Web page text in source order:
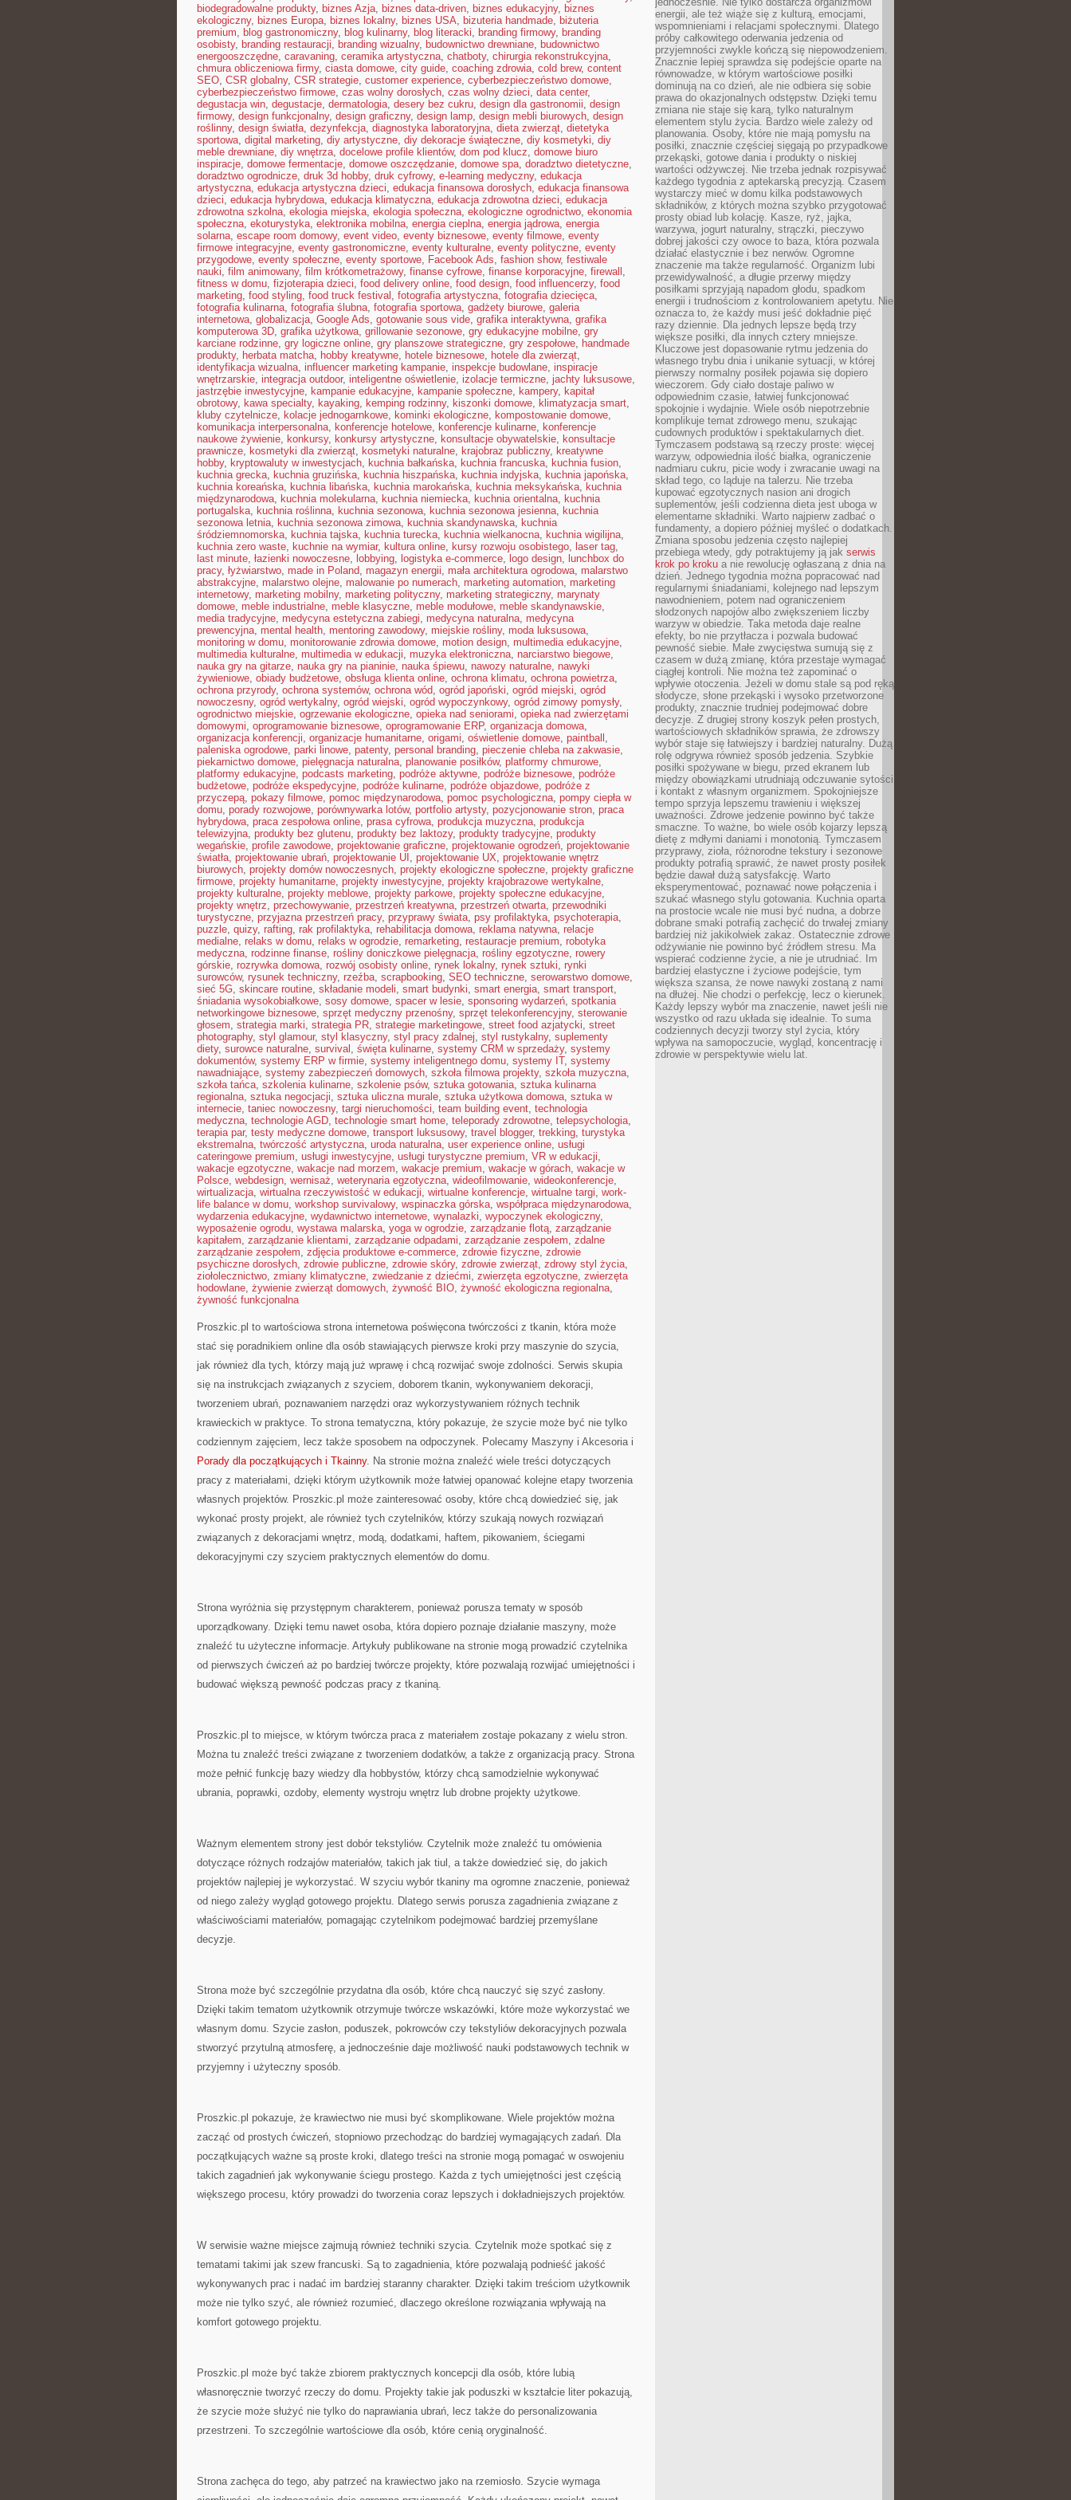
biodegradowalne produkty, biznes Azja, biznes data-driven, biznes edukacyjny, biznes
ekologiczny, biznes Europa, biznes lokalny, biznes USA, bizuteria handmade, biżuteria
premium, blog gastronomiczny, blog kulinarny, blog literacki, branding firmowy, branding
osobisty, branding restauracji, branding wizualny, budownictwo drewniane, budownictwo
energooszczędne, caravaning, ceramika artystyczna, chatboty, chirurgia rekonstrukcyjna,
chmura obliczeniowa firmy, ciasta domowe, city guide, coaching zdrowia, cold brew, content
SEO, CSR globalny, CSR strategie, customer experience, cyberbezpieczeństwo domowe,
cyberbezpieczeństwo firmowe, czas wolny dorosłych, czas wolny dzieci, data center,
degustacja win, degustacje, dermatologia, desery bez cukru, design dla gastronomii, design
firmowy, design funkcjonalny, design graficzny, design lamp, design mebli biurowych, design
roślinny, design światła, dezynfekcja, diagnostyka laboratoryjna, dieta zwierząt, dietetyka
sportowa, digital marketing, diy artystyczne, diy dekoracje świąteczne, diy kosmetyki, diy
meble drewniane, diy wnętrza, docelowe profile klientów, dom pod klucz, domowe biuro
inspiracje, domowe fermentacje, domowe oszczędzanie, domowe spa, doradztwo dietetyczne,
doradztwo ogrodnicze, druk 3d hobby, druk cyfrowy, e-learning medyczny, edukacja
artystyczna, edukacja artystyczna dzieci, edukacja finansowa dorosłych, edukacja finansowa
dzieci, edukacja hybrydowa, edukacja klimatyczna, edukacja zdrowotna dzieci, edukacja
zdrowotna szkolna, ekologia miejska, ekologia społeczna, ekologiczne ogrodnictwo, ekonomia
społeczna, ekoturystyka, elektronika mobilna, energia cieplna, energia jądrowa, energia
solarna, escape room domowy, event video, eventy biznesowe, eventy filmowe, eventy
firmowe integracyjne, eventy gastronomiczne, eventy kulturalne, eventy polityczne, eventy
przygodowe, eventy społeczne, eventy sportowe, Facebook Ads, fashion show, festiwale
nauki, film animowany, film krótkometrażowy, finanse cyfrowe, finanse korporacyjne, firewall ,
fitness w domu, fizjoterapia dzieci, food delivery online, food design, food influencerzy, food
marketing, food styling, food truck festival , fotografia artystyczna, fotografia dziecięca,
fotografia kulinarna, fotografia ślubna, fotografia sportowa, gadżety biurowe, galeria
internetowa, globalizacja, Google Ads, gotowanie sous vide, grafika interaktywna, grafika
komputerowa 3D, grafika użytkowa, grillowanie sezonowe, gry edukacyjne mobilne, gry
karciane rodzinne, gry logiczne online, gry planszowe strategiczne, gry zespołowe, handmade
produkty, herbata matcha, hobby kreatywne, hotele biznesowe, hotele dla zwierząt,
identyfikacja wizualna, influencer marketing kampanie, inspekcje budowlane, inspiracje
wnętrzarskie, integracja outdoor, inteligentne oświetlenie, izolacje termiczne, jachty luksusowe,
jastrzębie inwestycyjne, kampanie edukacyjne, kampanie społeczne, kampery, kapitał
obrotowy, kawa specialty, kayaking, kemping rodzinny, kiszonki domowe, klimatyzacja smart,
kluby czytelnicze, kolacje jednogarnkowe, kominki ekologiczne, kompostowanie domowe,
komunikacja interpersonalna, konferencje hotelowe, konferencje kulinarne, konferencje
naukowe żywienie, konkursy, konkursy artystyczne, konsultacje obywatelskie, konsultacje
prawnicze, kosmetyki dla zwierząt, kosmetyki naturalne, krajobraz publiczny, kreatywne
hobby, kryptowaluty w inwestycjach, kuchnia bałkańska, kuchnia francuska, kuchnia fusion,
kuchnia grecka, kuchnia gruzińska, kuchnia hiszpańska, kuchnia indyjska, kuchnia japońska,
kuchnia koreańska, kuchnia libańska, kuchnia marokańska, kuchnia meksykańska, kuchnia
międzynarodowa, kuchnia molekularna, kuchnia niemiecka, kuchnia orientalna, kuchnia
portugalska, kuchnia roślinna, kuchnia sezonowa, kuchnia sezonowa jesienna, kuchnia
sezonowa letnia, kuchnia sezonowa zimowa, kuchnia skandynawska, kuchnia
śródziemnomorska, kuchnia tajska, kuchnia turecka, kuchnia wielkanocna, kuchnia wigilijna,
kuchnia zero waste, kuchnie na wymiar, kultura online, kursy rozwoju osobistego, laser tag,
last minute, łazienki nowoczesne, lobbying, logistyka e-commerce, logo design, lunchbox do
pracy, łyżwiarstwo, made in Poland, magazyn energii, mała architektura ogrodowa, malarstwo
abstrakcyjne, malarstwo olejne, malowanie po numerach, marketing automation, marketing
internetowy, marketing mobilny, marketing polityczny, marketing strategiczny, marynaty
domowe, meble industrialne, meble klasyczne, meble modułowe, meble skandynawskie,
media tradycyjne, medycyna estetyczna zabiegi, medycyna naturalna, medycyna
prewencyjna, mental health, mentoring zawodowy, miejskie rośliny, moda luksusowa,
monitoring w domu, monitorowanie zdrowia domowe, motion design, multimedia edukacyjne,
multimedia kulturalne, multimedia w edukacji, muzyka elektroniczna, narciarstwo biegowe,
nauka gry na gitarze, nauka gry na pianinie, nauka śpiewu, nawozy naturalne, nawyki
żywieniowe, obiady budżetowe, obsługa klienta online, ochrona klimatu, ochrona powietrza,
ochrona przyrody, ochrona systemów, ochrona wód, ogród japoński, ogród miejski, ogród
nowoczesny, ogród wertykalny, ogród wiejski, ogród wypoczynkowy, ogród zimowy pomysły,
ogrodnictwo miejskie, ogrzewanie ekologiczne, opieka nad seniorami, opieka nad zwierzętami
domowymi, oprogramowanie biznesowe, oprogramowanie ERP, organizacja domowa,
organizacja konferencji, organizacje humanitarne, origami, oświetlenie domowe, paintball ,
paleniska ogrodowe, parki linowe, patenty, personal branding, pieczenie chleba na zakwasie,
piekarnictwo domowe, pielęgnacja naturalna, planowanie posiłków, platformy chmurowe,
platformy edukacyjne, podcasts marketing, podróże aktywne, podróże biznesowe, podróże
budżetowe, podróże ekspedycyjne, podróże kulinarne, podróże objazdowe, podróże z
przyczepą, pokazy filmowe, pomoc międzynarodowa, pomoc psychologiczna, pompy ciepła w
domu, porady rozwojowe, porównywarka lotów, portfolio artysty, pozycjonowanie stron, praca
hybrydowa, praca zespołowa online, prasa cyfrowa, produkcja muzyczna, produkcja
telewizyjna, produkty bez glutenu, produkty bez laktozy, produkty tradycyjne, produkty
wegańskie, profile zawodowe, projektowanie graficzne, projektowanie ogrodzeń, projektowanie
światła, projektowanie ubrań, projektowanie UI , projektowanie UX, projektowanie wnętrz
biurowych, projekty domów nowoczesnych, projekty ekologiczne społeczne, projekty graficzne
firmowe, projekty humanitarne, projekty inwestycyjne, projekty krajobrazowe wertykalne,
projekty kulturalne, projekty meblowe, projekty parkowe, projekty społeczne edukacyjne,
projekty wnętrz, przechowywanie, przestrzeń kreatywna, przestrzeń otwarta, przewodniki
turystyczne, przyjazna przestrzeń pracy, przyprawy świata, psy profilaktyka, psychoterapia,
puzzle, quizy, rafting, rak profilaktyka, rehabilitacja domowa, reklama natywna, relacje
medialne, relaks w domu, relaks w ogrodzie, remarketing, restauracje premium, robotyka
medyczna, rodzinne finanse, rośliny doniczkowe pielęgnacja, rośliny egzotyczne, rowery
górskie, rozrywka domowa, rozwój osobisty online, rynek lokalny, rynek sztuki, rynki
surowców, rysunek techniczny, rzeźba, scrapbooking, SEO techniczne, serowarstwo domowe,
sieć 5G, skincare routine, składanie modeli, smart budynki, smart energia, smart transport,
śniadania wysokobiałkowe, sosy domowe, spacer w lesie, sponsoring wydarzeń, spotkania
networkingowe biznesowe, sprzęt medyczny przenośny, sprzęt telekonferencyjny, sterowanie
głosem, strategia marki, strategia PR, strategie marketingowe, street food azjatycki, street
photography, styl glamour, styl klasyczny, styl pracy zdalnej, styl rustykalny, suplementy
diety, surowce naturalne, survival , święta kulinarne, systemy CRM w sprzedaży, systemy
dokumentów, systemy ERP w firmie, systemy inteligentnego domu, systemy IT, systemy
nawadniające, systemy zabezpieczeń domowych, szkoła filmowa projekty, szkoła muzyczna,
szkoła tańca, szkolenia kulinarne, szkolenie psów, sztuka gotowania, sztuka kulinarna
regionalna, sztuka negocjacji, sztuka uliczna murale, sztuka użytkowa domowa, sztuka w
internecie, taniec nowoczesny, targi nieruchomości, team building event, technologia
medyczna, technologie AGD, technologie smart home, teleporady zdrowotne, telepsychologia,
terapia par, testy medyczne domowe, transport luksusowy, travel blogger, trekking, turystyka
ekstremalna, twórczość artystyczna, uroda naturalna, user experience online, usługi
cateringowe premium, usługi inwestycyjne, usługi turystyczne premium, VR w edukacji,
wakacje egzotyczne, wakacje nad morzem, wakacje premium, wakacje w górach, wakacje w
Polsce, webdesign, wernisaż, weterynaria egzotyczna, wideofilmowanie, wideokonferencje,
wirtualizacja, wirtualna rzeczywistość w edukacji, wirtualne konferencje, wirtualne targi, work-
life balance w domu, workshop survivalowy, wspinaczka górska, współpraca międzynarodowa,
wydarzenia edukacyjne, wydawnictwo internetowe, wynalazki, wypoczynek ekologiczny,
wyposażenie ogrodu, wystawa malarska, yoga w ogrodzie, zarządzanie flotą, zarządzanie
kapitałem, zarządzanie klientami, zarządzanie odpadami, zarządzanie zespołem, zdalne
zarządzanie zespołem, zdjęcia produktowe e-commerce, zdrowie fizyczne, zdrowie
psychiczne dorosłych, zdrowie publiczne, zdrowie skóry, zdrowie zwierząt, zdrowy styl życia,
ziołolecznictwo, zmiany klimatyczne, zwiedzanie z dziećmi, zwierzęta egzotyczne, zwierzęta
hodowlane, żywienie zwierząt domowych, żywność BIO, żywność ekologiczna regionalna,
żywność funkcjonalna
Proszkic.pl to wartościowa strona internetowa poświęcona twórczości z tkanin, która może
stać się poradnikiem online dla osób stawiających pierwsze kroki przy maszynie do szycia,
jak również dla tych, którzy mają już wprawę i chcą rozwijać swoje zdolności. Serwis skupia
się na instrukcjach związanych z szyciem, doborem tkanin, wykonywaniem dekoracji,
tworzeniem ubrań, poznawaniem narzędzi oraz wykorzystywaniem różnych technik
krawieckich w praktyce. To strona tematyczna, który pokazuje, że szycie może być nie tylko
codziennym zajęciem, lecz także sposobem na odpoczynek. Polecamy Maszyny i Akcesoria i
Porady dla początkujących i Tkainny. Na stronie można znaleźć wiele treści dotyczących
pracy z materiałami, dzięki którym użytkownik może łatwiej opanować kolejne etapy tworzenia
własnych projektów. Proszkic.pl może zainteresować osoby, które chcą dowiedzieć się, jak
wykonać prosty projekt, ale również tych czytelników, którzy szukają nowych rozwiązań
związanych z dekoracjami wnętrz, modą, dodatkami, haftem, pikowaniem, ściegami
dekoracyjnymi czy szyciem praktycznych elementów do domu.
Strona wyróżnia się przystępnym charakterem, ponieważ porusza tematy w sposób
uporządkowany. Dzięki temu nawet osoba, która dopiero poznaje działanie maszyny, może
znaleźć tu użyteczne informacje. Artykuły publikowane na stronie mogą prowadzić czytelnika
od pierwszych ćwiczeń aż po bardziej twórcze projekty, które pozwalają rozwijać umiejętności i
budować większą pewność podczas pracy z tkaniną.
Proszkic.pl to miejsce, w którym twórcza praca z materiałem zostaje pokazany z wielu stron.
Można tu znaleźć treści związane z tworzeniem dodatków, a także z organizacją pracy. Strona
może pełnić funkcję bazy wiedzy dla hobbystów, którzy chcą samodzielnie wykonywać
ubrania, poprawki, ozdoby, elementy wystroju wnętrz lub drobne projekty użytkowe.
Ważnym elementem strony jest dobór tekstyliów. Czytelnik może znaleźć tu omówienia
dotyczące różnych rodzajów materiałów, takich jak tiul, a także dowiedzieć się, do jakich
projektów najlepiej je wykorzystać. W szyciu wybór tkaniny ma ogromne znaczenie, ponieważ
od niego zależy wygląd gotowego projektu. Dlatego serwis porusza zagadnienia związane z
właściwościami materiałów, pomagając czytelnikom podejmować bardziej przemyślane
decyzje.
Strona może być szczególnie przydatna dla osób, które chcą nauczyć się szyć zasłony.
Dzięki takim tematom użytkownik otrzymuje twórcze wskazówki, które może wykorzystać we
własnym domu. Szycie zasłon, poduszek, pokrowców czy tekstyliów dekoracyjnych pozwala
stworzyć przytulną atmosferę, a jednocześnie daje możliwość nauki podstawowych technik w
przyjemny i użyteczny sposób.
Proszkic.pl pokazuje, że krawiectwo nie musi być skomplikowane. Wiele projektów można
zacząć od prostych ćwiczeń, stopniowo przechodząc do bardziej wymagających zadań. Dla
początkujących ważne są proste kroki, dlatego treści na stronie mogą pomagać w oswojeniu
takich zagadnień jak wykonywanie ściegu prostego. Każda z tych umiejętności jest częścią
większego procesu, który prowadzi do tworzenia coraz lepszych i dokładniejszych projektów.
W serwisie ważne miejsce zajmują również techniki szycia. Czytelnik może spotkać się z
tematami takimi jak szew francuski. Są to zagadnienia, które pozwalają podnieść jakość
wykonywanych prac i nadać im bardziej staranny charakter. Dzięki takim treściom użytkownik
może nie tylko szyć, ale również rozumieć, dlaczego określone rozwiązania wpływają na
komfort gotowego projektu.
Proszkic.pl może być także zbiorem praktycznych koncepcji dla osób, które lubią
własnoręcznie tworzyć rzeczy do domu. Projekty takie jak poduszki w kształcie liter pokazują,
że szycie może służyć nie tylko do naprawiania ubrań, lecz także do personalizowania
przestrzeni. To szczególnie wartościowe dla osób, które cenią oryginalność.
Strona zachęca do tego, aby patrzeć na krawiectwo jako na rzemiosło. Szycie wymaga
energii, ale też wiąże się z kulturą, emocjami,
wspomnieniami i relacjami społecznymi. Dlatego
próby całkowitego oderwania jedzenia od
przyjemności zwykle kończą się niepowodzeniem.
Znacznie lepiej sprawdza się podejście oparte na
równowadze, w którym wartościowe posiłki
dominują na co dzień, ale nie odbiera się sobie
prawa do okazjonalnych odstępstw. Dzięki temu
zmiana nie staje się karą, tylko naturalnym
elementem stylu życia. Bardzo wiele zależy od
planowania. Osoby, które nie mają pomysłu na
posiłki, znacznie częściej sięgają po przypadkowe
przekąski, gotowe dania i produkty o niskiej
wartości odżywczej. Nie trzeba jednak rozpisywać
każdego tygodnia z aptekarską precyzją. Czasem
wystarczy mieć w domu kilka podstawowych
składników, z których można szybko przygotować
prosty obiad lub kolację. Kasze, ryż, jajka,
warzywa, jogurt naturalny, strączki, pieczywo
dobrej jakości czy owoce to baza, która pozwala
działać elastycznie i bez nerwów. Ogromne
znaczenie ma także regularność. Organizm lubi
przewidywalność, a długie przerwy między
posiłkami sprzyjają napadom głodu, spadkom
energii i trudnościom z kontrolowaniem apetytu. Nie
oznacza to, że każdy musi jeść dokładnie pięć
razy dziennie. Dla jednych lepsze będą trzy
większe posiłki, dla innych cztery mniejsze.
Kluczowe jest dopasowanie rytmu jedzenia do
własnego trybu dnia i unikanie sytuacji, w której
pierwszy normalny posiłek pojawia się dopiero
wieczorem. Gdy ciało dostaje paliwo w
odpowiednim czasie, łatwiej funkcjonować
spokojnie i wydajnie. Wiele osób niepotrzebnie
komplikuje temat zdrowego menu, szukając
cudownych produktów i spektakularnych diet.
Tymczasem podstawą są rzeczy proste: więcej
warzyw, odpowiednia ilość białka, ograniczenie
nadmiaru cukru, picie wody i zwracanie uwagi na
skład tego, co ląduje na talerzu. Nie trzeba
kupować egzotycznych nasion ani drogich
suplementów, jeśli codzienna dieta jest uboga w
elementarne składniki. Warto najpierw zadbać o
fundamenty, a dopiero później myśleć o dodatkach.
Zmiana sposobu jedzenia często najlepiej
przebiega wtedy, gdy potraktujemy ją jak serwis
krok po kroku a nie rewolucję ogłaszaną z dnia na
dzień. Jednego tygodnia można popracować nad
regularnymi śniadaniami, kolejnego nad lepszym
nawodnieniem, potem nad ograniczeniem
słodzonych napojów albo zwiększeniem liczby
warzyw w obiedzie. Taka metoda daje realne
efekty, bo nie przytłacza i pozwala budować
pewność siebie. Małe zwycięstwa sumują się z
czasem w dużą zmianę, która przestaje wymagać
ciągłej kontroli. Nie można też zapominać o
wpływie otoczenia. Jeżeli w domu stale są pod ręką
słodycze, słone przekąski i wysoko przetworzone
produkty, znacznie trudniej podejmować dobre
decyzje. Z drugiej strony koszyk pełen prostych,
wartościowych składników sprawia, że zdrowszy
wybór staje się łatwiejszy i bardziej naturalny. Dużą
rolę odgrywa również sposób jedzenia. Szybkie
posiłki spożywane w biegu, przed ekranem lub
między obowiązkami utrudniają odczuwanie sytości
i kontakt z własnym organizmem. Spokojniejsze
tempo sprzyja lepszemu trawieniu i większej
uważności. Zdrowe jedzenie powinno być także
smaczne. To ważne, bo wiele osób kojarzy lepszą
dietę z mdłymi daniami i monotonią. Tymczasem
przyprawy, zioła, różnorodne tekstury i sezonowe
produkty potrafią sprawić, że nawet prosty posiłek
będzie dawał dużą satysfakcję. Warto
eksperymentować, poznawać nowe połączenia i
szukać własnego stylu gotowania. Kuchnia oparta
na prostocie wcale nie musi być nudna, a dobrze
dobrane smaki potrafią zachęcić do trwałej zmiany
bardziej niż jakikolwiek zakaz. Ostatecznie zdrowe
odżywianie nie powinno być źródłem stresu. Ma
wspierać codzienne życie, a nie je utrudniać. Im
bardziej elastyczne i życiowe podejście, tym
większa szansa, że nowe nawyki zostaną z nami
na dłużej. Nie chodzi o perfekcję, lecz o kierunek.
Każdy lepszy wybór ma znaczenie, nawet jeśli nie
wszystko od razu układa się idealnie. To suma
codziennych decyzji tworzy styl życia, który
wpływa na samopoczucie, wygląd, koncentrację i
zdrowie w perspektywie wielu lat.